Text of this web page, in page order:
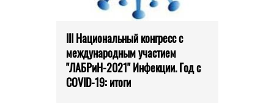
III Национальный конгресс с
международным участием
"ЛАБРиН-2021" Инфекции. Год с
COVID-19: итоги